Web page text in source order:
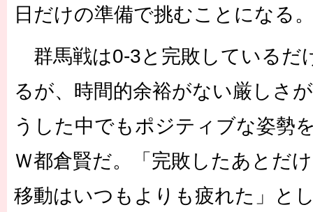
日だけの準備で挑むことになる
群馬戦は0-3と完敗しているだ
るが、時間的余裕がない厳しさ
うした中でもポジティブな姿勢
Ｗ都倉賢だ。「完敗したあとだ
移動はいつもよりも疲れた」と